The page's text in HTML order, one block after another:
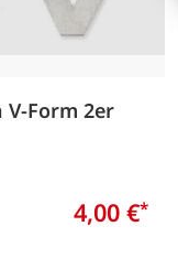
Form 2er
4,00 €*